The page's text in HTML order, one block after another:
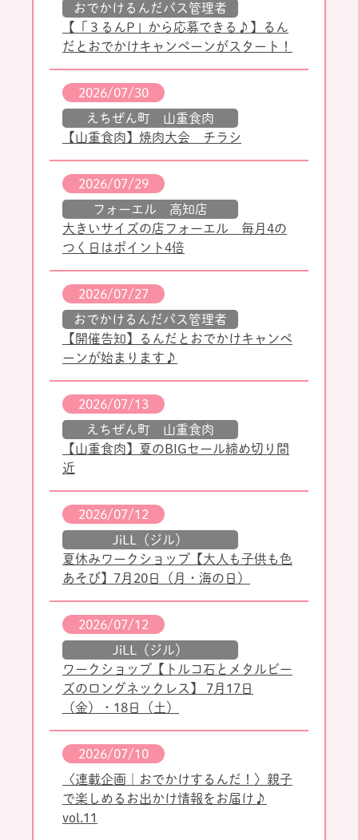
おでかけるんだパス管理者
【「３るんP」から応募できる♪】るん
だとおでかけキャンペーンがスタート！
2026/07/30
えちぜん町 山重食肉
【山重食肉】焼肉大会 チラシ
2026/07/29
フォーエル 高知店
大きいサイズの店フォーエル 毎月4の
つく日はポイント4倍
2026/07/27
おでかけるんだパス管理者
【開催告知】るんだとおでかけキャンペ
ーンが始まります♪
2026/07/13
えちぜん町 山重食肉
【山重食肉】夏のBIGセール締め切り間
近
2026/07/12
JiLL（ジル）
夏休みワークショップ【大人も子供も色
あそび】7月20日（月・海の日）
2026/07/12
JiLL（ジル）
ワークショップ【トルコ石とメタルビー
ズのロングネックレス】 7月17日
（金）・18日（土）
2026/07/10
〈連載企画｜おでかけするんだ！〉親子
で楽しめるお出かけ情報をお届け♪
vol.11